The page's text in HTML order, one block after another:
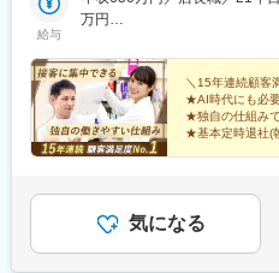
千葉,神奈川,群馬,山梨北陸／
鳥取,島根四国／愛媛,徳島,香
崎,宮崎,鹿児島※エリア社員は
の詳細は下記URLの≪募集範
https://job.axol.jp/qd/c/
コース変更は以下から選択可
花園駅、神保原駅、鴻巣駅、
駅、八街駅、おゆみ野駅、愛
駅、大森台駅、土気駅、東金
駅、南柏駅、元山駅(千葉県)
野駅、赤塚駅、つくば駅、古
城県)、偕楽園駅、鹿島神宮
利駅、佐野市駅、下今市駅、
駅、鶴田駅、西那須野駅、小
給与
万円
務／月給42万円
＼15年連続顧客
★AI時代にも必
★独自の仕組み
★基本定時退社(
気になる